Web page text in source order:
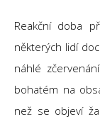
Reakční doba
některých lidí
náhlé
bohatém na
než se objeví